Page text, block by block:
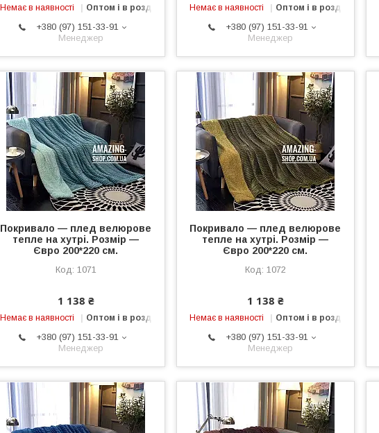
Немає в наявності Оптом і в роздріб
+380 (97) 151-33-91
Менеджер
Немає в наявності Оптом і в роздріб
+380 (97) 151-33-91
Менеджер
Покривало — плед велюрове
тепле на хутрі. Розмір —
Євро 200*220 см.
1071
1 138 ₴
Немає в наявності Оптом і в роздріб
+380 (97) 151-33-91
Менеджер
Покривало — плед велюрове
тепле на хутрі. Розмір —
Євро 200*220 см.
1072
1 138 ₴
Немає в наявності Оптом і в роздріб
+380 (97) 151-33-91
Менеджер